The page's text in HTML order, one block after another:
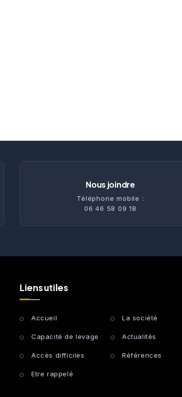
Nous joindre
Téléphone mobile :
06 46 58 09 18
Liens utiles
Accueil La société
Capacité de levage Actualités
Accès difficiles Références
Etre rappelé